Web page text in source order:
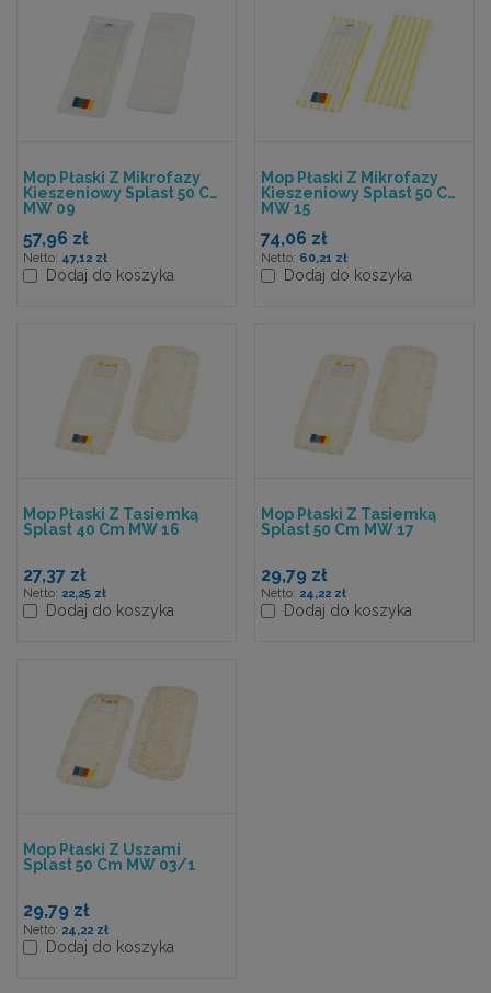
Mop Płaski Z Mikrofazy
Kieszeniowy Splast 50 Cm
MW 09
57,96 zł
47,12 zł
Dodaj do koszyka
Mop Płaski Z Mikrofazy
Kieszeniowy Splast 50 Cm
MW 15
74,06 zł
60,21 zł
Dodaj do koszyka
Mop Płaski Z Tasiemką
Splast 40 Cm MW 16
27,37 zł
22,25 zł
Dodaj do koszyka
Mop Płaski Z Tasiemką
Splast 50 Cm MW 17
29,79 zł
24,22 zł
Dodaj do koszyka
Mop Płaski Z Uszami
Splast 50 Cm MW 03/1
29,79 zł
24,22 zł
Dodaj do koszyka